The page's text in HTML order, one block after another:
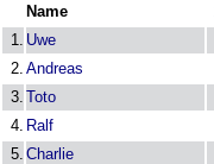
Name
1. Uwe
2. Andreas
3. Toto
4. Ralf
5. Charlie